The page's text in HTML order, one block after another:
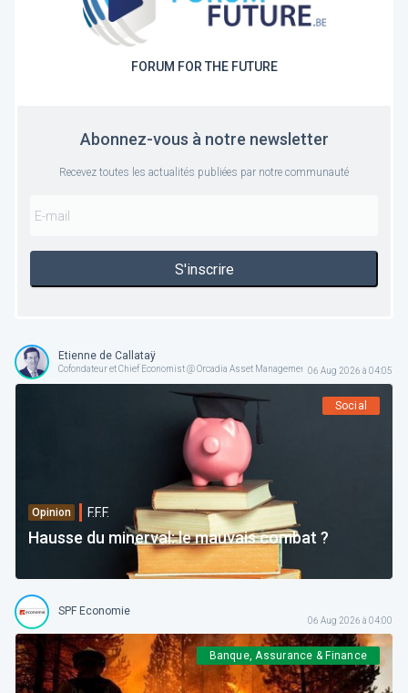
FORUM FOR THE FUTURE
Abonnez-vous à notre newsletter
Recevez toutes les actualités publiées par notre communauté
S'inscrire
Etienne de Callataÿ
Cofondateur et Chief Economist @ Orcadia Asset Management06 Aug 2026 à 04:05
Social
Opinion F.F.F.
Hausse du minerval: le mauvais combat ?
SPF Economie
06 Aug 2026 à 04:00
Banque, Assurance & Finance